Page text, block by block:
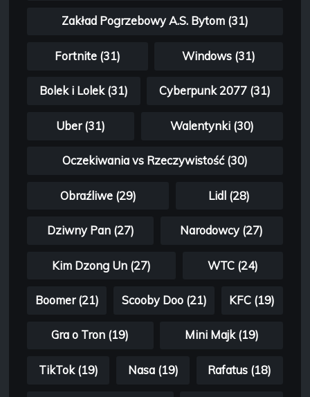
Zakład Pogrzebowy A.S. Bytom (31)
Fortnite (31) Windows (31)
Bolek i Lolek (31) Cyberpunk 2077 (31)
Uber (31) Walentynki (30)
Oczekiwania vs Rzeczywistość (30)
Obraźliwe (29) Lidl (28)
Dziwny Pan (27) Narodowcy (27)
Kim Dzong Un (27) WTC (24)
Boomer (21) Scooby Doo (21) KFC (19)
Gra o Tron (19) Mini Majk (19)
TikTok (19) Nasa (19) Rafatus (18)